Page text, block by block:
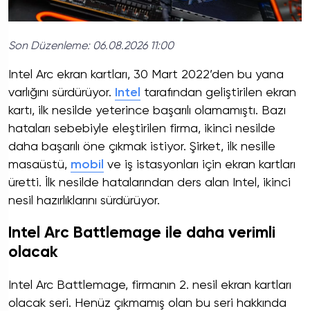
Son Düzenleme: 06.08.2026 11:00
Intel Arc ekran kartları, 30 Mart 2022’den bu yana
varlığını sürdürüyor.
Intel
tarafından geliştirilen ekran
kartı, ilk nesilde yeterince başarılı olamamıştı. Bazı
hataları sebebiyle eleştirilen firma, ikinci nesilde
daha başarılı öne çıkmak istiyor. Şirket, ilk nesille
masaüstü, mobil ve iş istasyonları için ekran kartları
üretti. İlk nesilde hatalarından ders alan Intel, ikinci
nesil hazırlıklarını sürdürüyor.
Intel Arc Battlemage ile daha verimli
olacak
Intel Arc Battlemage, firmanın 2. nesil ekran kartları
olacak seri. Henüz çıkmamış olan bu seri hakkında